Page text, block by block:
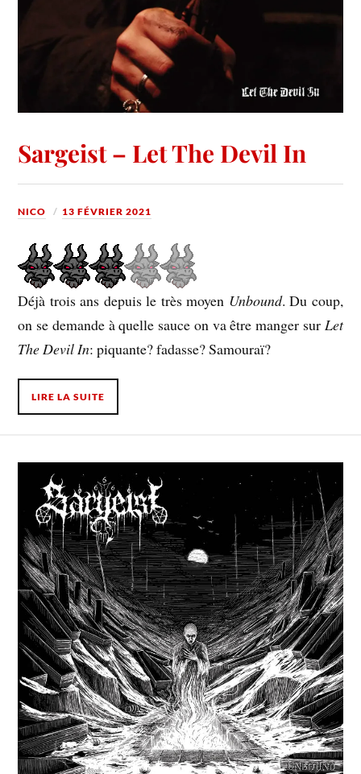
Sargeist – Let The Devil In
NICO 13 FÉVRIER 2021
Déjà trois ans depuis le très moyen Unbound. Du coup,
on se demande à quelle sauce on va être manger sur Let
The Devil In: piquante? fadasse? Samouraï?
LIRE LA SUITE